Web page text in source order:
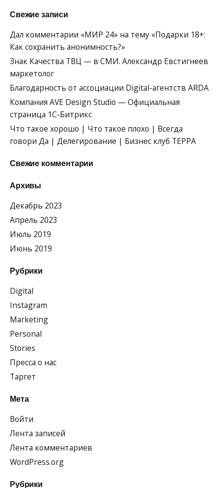
Свежие записи
Дал комментарии «МИР 24» на тему «Подарки 18+:
Как сохранить анонимность?»
Знак Качества ТВЦ — в СМИ. Александр Евстигнеев
маркетолог
Благодарность от ассоциации Digital-агентств ARDA
Компания AVE Design Studio — Официальная
страница 1С-Битрикс
Что такое хорошо | Что такое плохо | Всегда
говори Да | Делегирование | Бизнес клуб ТЕРРА
Свежие комментарии
Архивы
Декабрь 2023
Апрель 2023
Июль 2019
Июнь 2019
Рубрики
Digital
Instagram
Marketing
Personal
Stories
Пресса о нас
Таргет
Мета
Войти
Лента записей
Лента комментариев
WordPress.org
Рубрики